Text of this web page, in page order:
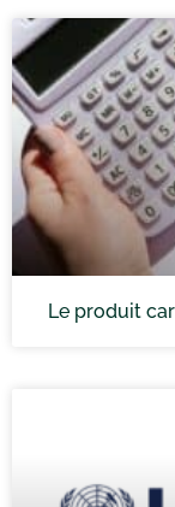
Le produit